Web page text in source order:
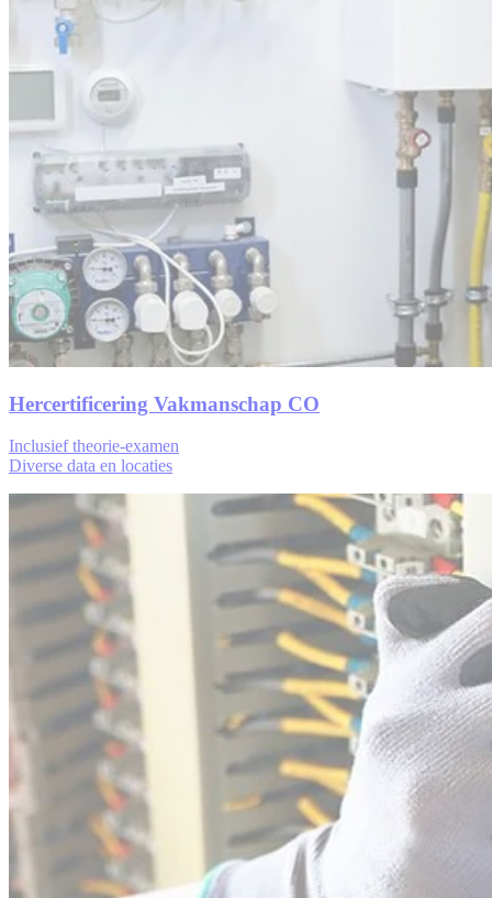
Hercertificering Vakmanschap CO
Inclusief theorie-examen
Diverse data en locaties